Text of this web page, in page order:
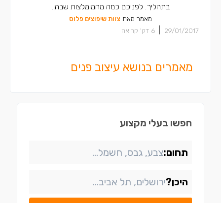
בתהליך. לפניכם כמה מהמומלצות שבהן.
מאמר מאת צוות שיפוצים פלוס
29/01/2017
6 דק' קריאה
מאמרים בנושא עיצוב פנים
חפשו בעלי מקצוע
תחום:
היכן?